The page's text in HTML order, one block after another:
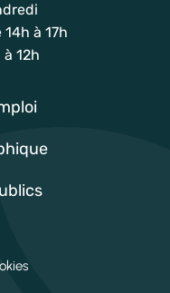
à 17h
12h